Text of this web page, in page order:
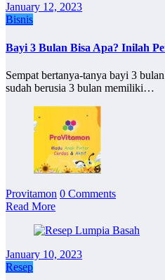
January 12, 2023
Bisnis
Bayi 3 Bulan Bisa Apa? Inilah
Sempat bertanya-tanya bayi 3
sudah berusia 3 bulan memiliki…
Provitamon 0 Comments
Read More
January 10, 2023
Resep